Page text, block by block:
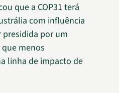
que a COP31 terá
com influência
presidida por um
menos
linha de impacto de